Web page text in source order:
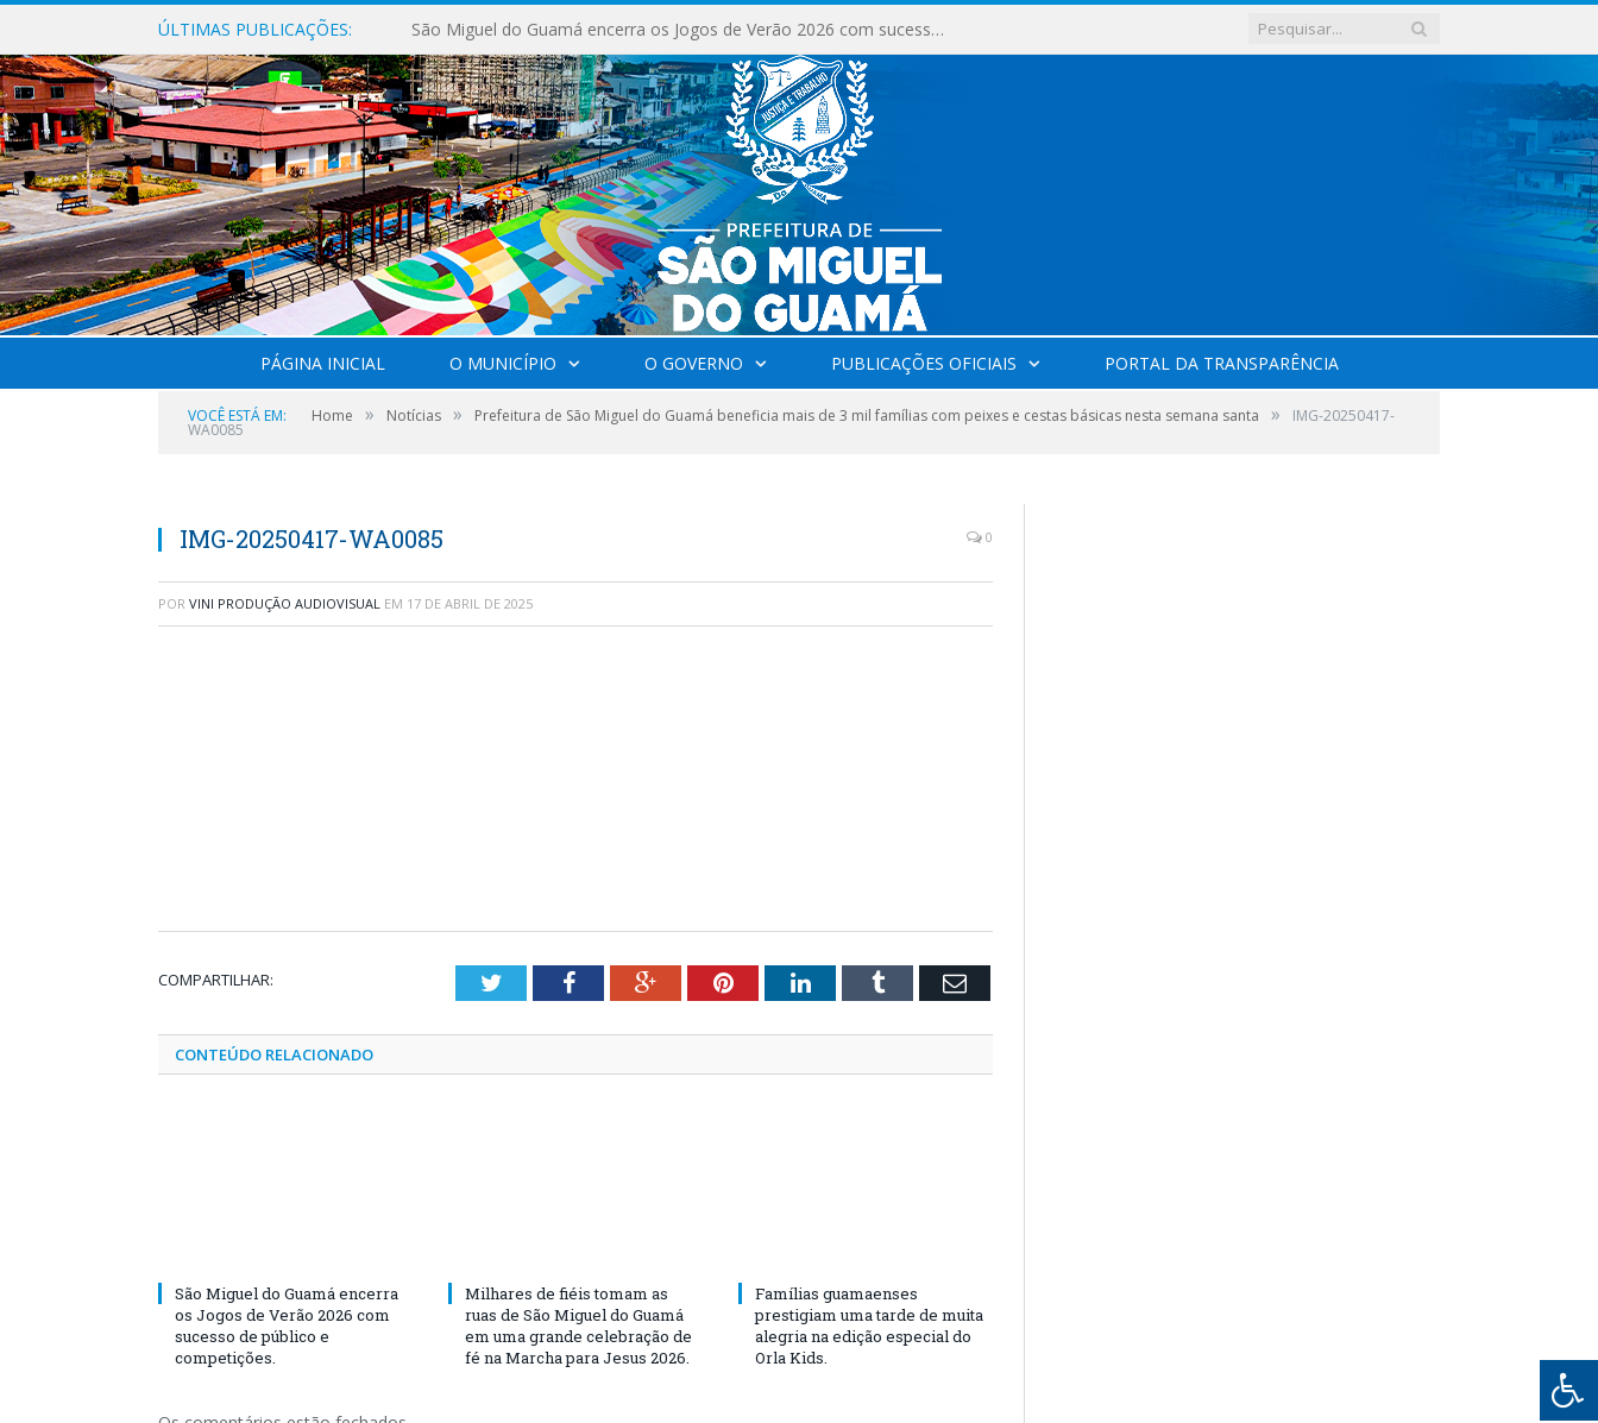
ÚLTIMAS PUBLICAÇÕES: Milhares de fiéis tomam as ruas de São Miguel do Guamá em uma grande celebração de fé na Marcha para Jesus 2026.
PÁGINA INICIAL O MUNICÍPIO O GOVERNO PUBLICAÇÕES OFICIAIS PORTAL DA TRANSPARÊNCIA
VOCÊ ESTÁ EM: Home » Notícias » Prefeitura de São Miguel do Guamá beneficia mais de 3 mil famílias com peixes e cestas básicas nesta semana santa » IMG-20250417-
WA0085
IMG-20250417-WA0085 0
POR VINI PRODUÇÃO AUDIOVISUAL EM 17 DE ABRIL DE 2025
COMPARTILHAR: TwitterFacebookGoogle+PinterestLinkedInTumblr Email
CONTEÚDO RELACIONADO
São Miguel do Guamá encerra
os Jogos de Verão 2026 com
sucesso de público e
competições.
Milhares de fiéis tomam as
ruas de São Miguel do Guamá
em uma grande celebração de
fé na Marcha para Jesus 2026.
Famílias guamaenses
prestigiam uma tarde de muita
alegria na edição especial do
Orla Kids.